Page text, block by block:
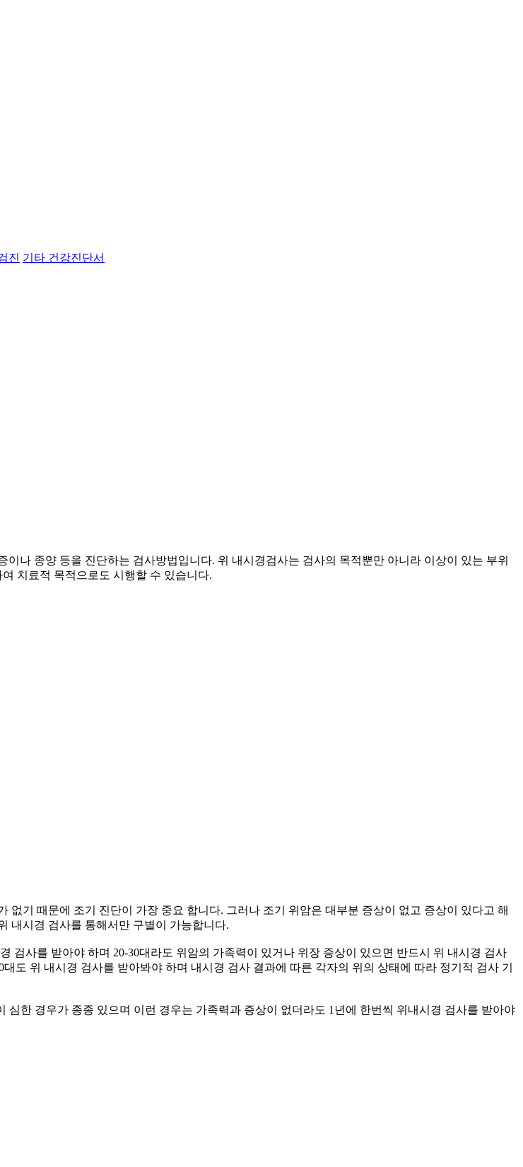
진 기타 건강진단서
나 종양 등을 진단하는 검사방법입니다. 위 내시경검사는 검사의 목적뿐만 아니라 이상이 있는 부위
치료적 목적으로도 시행할 수 있습니다.
기 때문에 조기 진단이 가장 중요 합니다. 그러나 조기 위암은 대부분 증상이 없고 증상이 있다고 해
내시경 검사를 통해서만 구별이 가능합니다.
검사를 받아야 하며 20-30대라도 위암의 가족력이 있거나 위장 증상이 있으면 반드시 위 내시경 검사
도 위 내시경 검사를 받아봐야 하며 내시경 검사 결과에 따른 각자의 위의 상태에 따라 정기적 검사 기
한 경우가 종종 있으며 이런 경우는 가족력과 증상이 없더라도 1년에 한번씩 위내시경 검사를 받아야